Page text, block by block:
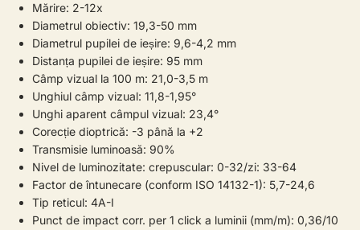
Mărire: 2-12x
Diametrul obiectiv: 19,3-50 mm
Diametrul pupilei de ieșire: 9,6-4,2 mm
Distanța pupilei de ieșire: 95 mm
Câmp vizual la 100 m: 21,0-3,5 m
Unghiul câmp vizual: 11,8-1,95°
Unghi aparent câmpul vizual: 23,4°
Corecție dioptrică: -3 până la +2
Transmisie luminoasă: 90%
Nivel de luminozitate: crepuscular: 0-32/zi: 33-64
Factor de întunecare (conform ISO 14132-1): 5,7-24,6
Tip reticul: 4A-I
Punct de impact corr. per 1 click a luminii (mm/m): 0,36/10